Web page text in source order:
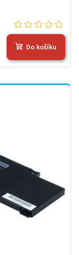
Do košíku